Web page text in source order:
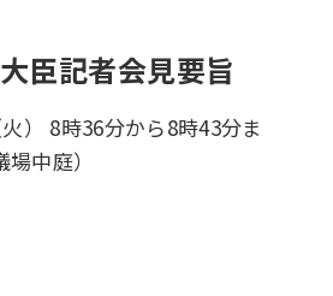
臣記者会見要旨
） 8時36分から8時43分ま
中庭）